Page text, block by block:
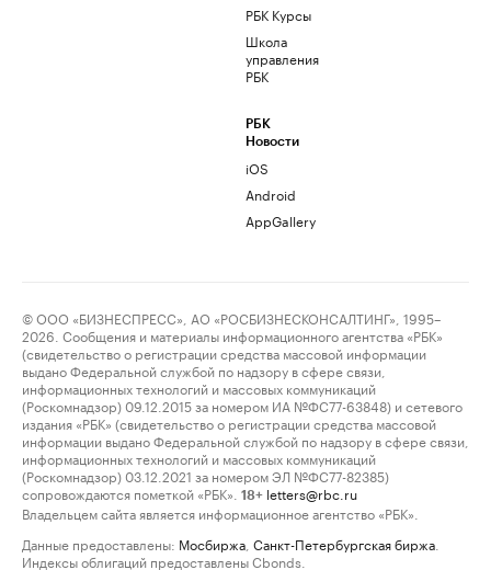
РБК Курсы
Школа
управления
РБК
РБК
Новости
iOS
Android
AppGallery
© ООО «БИЗНЕСПРЕСС», АО «РОСБИЗНЕСКОНСАЛТИНГ», 1995–
2026. Сообщения и материалы информационного агентства «РБК»
(свидетельство о регистрации средства массовой информации
выдано Федеральной службой по надзору в сфере связи,
информационных технологий и массовых коммуникаций
(Роскомнадзор) 09.12.2015 за номером ИА №ФС77-63848) и сетевого
издания «РБК» (свидетельство о регистрации средства массовой
информации выдано Федеральной службой по надзору в сфере связи,
информационных технологий и массовых коммуникаций
(Роскомнадзор) 03.12.2021 за номером ЭЛ №ФС77-82385)
сопровождаются пометкой «РБК».
18+ letters@rbc.ru
Владельцем сайта является информационное агентство «РБК».
Данные предоставлены: Мосбиржа Санкт-Петербургская биржа
Индексы облигаций предоставлены Cbonds.